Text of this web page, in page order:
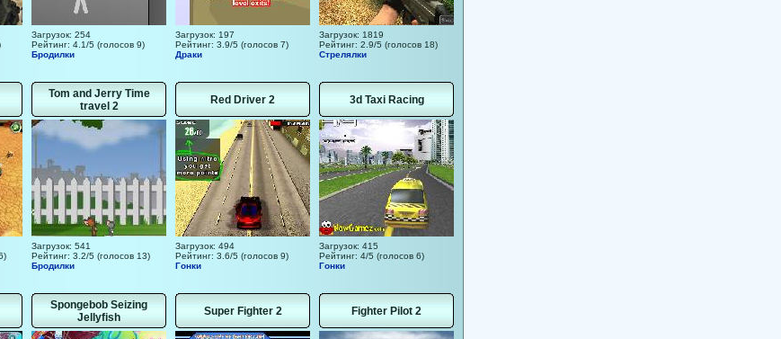
Загрузок: 254
Рейтинг: 4.1/5 (голосов 9)
Бродилки
Загрузок: 197
Рейтинг: 3.9/5 (голосов 7)
Драки
Загрузок: 1819
Рейтинг: 2.9/5 (голосов 18)
Стрелялки
Tom and Jerry Time
travel 2
Загрузок: 541
Рейтинг: 3.2/5 (голосов 13)
Бродилки
Red Driver 2
Загрузок: 494
Рейтинг: 3.6/5 (голосов 9)
Гонки
3d Taxi Racing
Загрузок: 415
Рейтинг: 4/5 (голосов 6)
Гонки
Spongebob Seizing
Jellyfish
Super Fighter 2 Fighter Pilot 2